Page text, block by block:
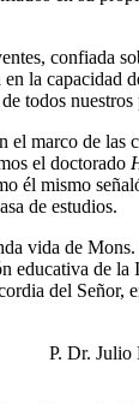
confiada
la capacidad
todos nuestros
el marco de las
el doctorado
él mismo
de estudios.
vida de
educativa de la
del Señor,
P. Dr. Julio